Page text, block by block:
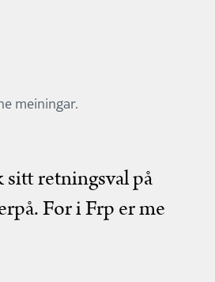
meiningar.
retningsval på
For i Frp er me